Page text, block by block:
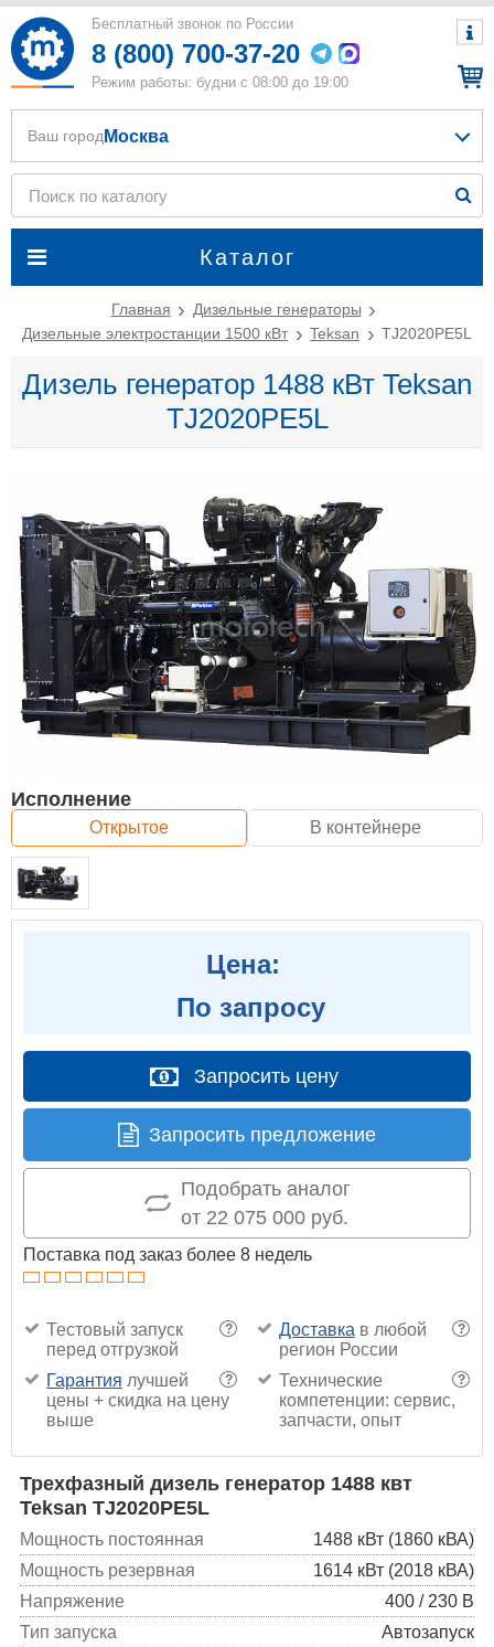
Бесплатный звонок по России
8 (800) 700-37-20
Режим работы: будни с 08:00 до 19:00
Каталог
Ваш город Москва
Главная
Дизельные генераторы
Дизельные электростанции 1500 кВт
Teksan TJ2020PE5L
Дизель генератор 1488 кВт Teksan
TJ2020PE5L
Исполнение
Открытое В контейнере
Цена:
По запросу
Запросить цену
Запросить предложение
Подобрать аналог
от 22 075 000 руб.
Поставка под заказ более 8 недель
?
Тестовый запуск
перед отгрузкой
?
Доставка в любой
регион России
?
Гарантия лучшей
цены + скидка на цену
выше
?
Технические
компетенции: сервис,
запчасти, опыт
Трехфазный дизель генератор 1488 квт
Teksan TJ2020PE5L
Мощность постоянная
1488 кВт (1860 кВА)
Мощность резервная
1614 кВт (2018 кВА)
Напряжение
400 / 230 В
Тип запуска
Автозапуск